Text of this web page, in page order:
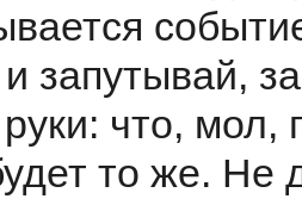
запутывай,
что, мол,
то же. Не